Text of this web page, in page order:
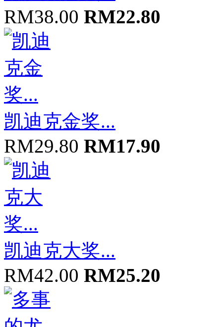
RM38.00 RM22.80
凯迪克金奖...
RM29.80 RM17.90
凯迪克大奖...
RM42.00 RM25.20